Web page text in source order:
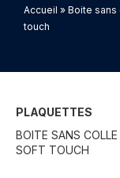
Accueil » Boite
touch
PLAQUETTES
BOITE SANS COLLE
SOFT TOUCH